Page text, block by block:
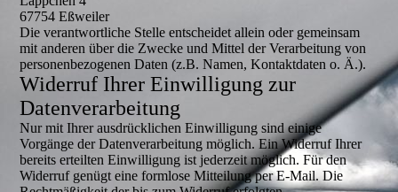
67754 Eßweiler
Die verantwortliche Stelle entscheidet allein oder gemeinsam
mit anderen über die Zwecke und Mittel der Verarbeitung von
personenbezogenen Daten (z.B. Namen, Kontaktdaten o. Ä.).
Widerruf Ihrer Einwilligung zur
Datenverarbeitung
Nur mit Ihrer ausdrücklichen Einwilligung sind einige
Vorgänge der Datenverarbeitung möglich. Ein Widerruf Ihrer
bereits erteilten Einwilligung ist jederzeit möglich. Für den
Widerruf genügt eine formlose Mitteilung per E-Mail. Die